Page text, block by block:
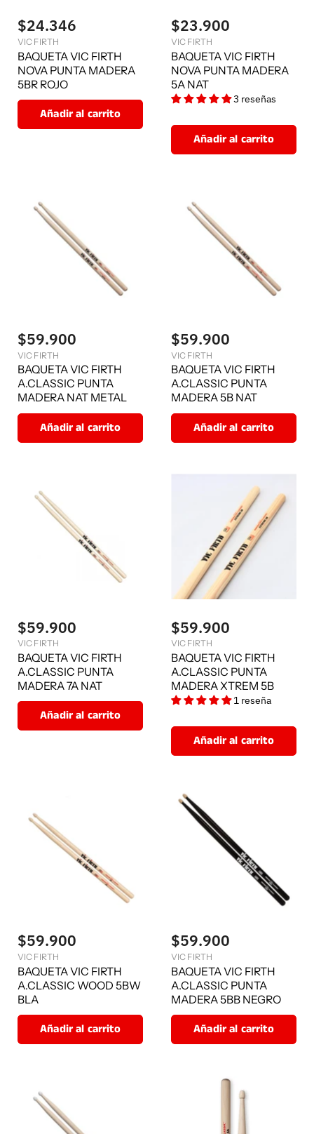
$24.346
VIC FIRTH
BAQUETA VIC FIRTH
NOVA PUNTA MADERA
5BR ROJO
Añadir al carrito
$23.900
VIC FIRTH
BAQUETA VIC FIRTH
NOVA PUNTA MADERA
5A NAT
3 reseñas
Añadir al carrito
$59.900
VIC FIRTH
BAQUETA VIC FIRTH
A.CLASSIC PUNTA
MADERA NAT METAL
Añadir al carrito
$59.900
VIC FIRTH
BAQUETA VIC FIRTH
A.CLASSIC PUNTA
MADERA 5B NAT
Añadir al carrito
$59.900
VIC FIRTH
BAQUETA VIC FIRTH
A.CLASSIC PUNTA
MADERA 7A NAT
Añadir al carrito
$59.900
VIC FIRTH
BAQUETA VIC FIRTH
A.CLASSIC PUNTA
MADERA XTREM 5B
1 reseña
Añadir al carrito
$59.900
VIC FIRTH
BAQUETA VIC FIRTH
A.CLASSIC WOOD 5BW
BLA
Añadir al carrito
$59.900
VIC FIRTH
BAQUETA VIC FIRTH
A.CLASSIC PUNTA
MADERA 5BB NEGRO
Añadir al carrito